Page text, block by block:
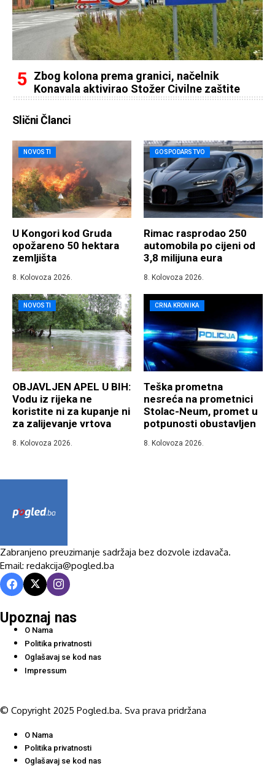
Zbog kolona prema granici, načelnik
Konavala aktivirao Stožer Civilne zaštite
Slični Članci
NOVOSTI
U Kongori kod Gruda
opožareno 50 hektara
zemljišta
8. Kolovoza 2026.
GOSPODARSTVO
Rimac rasprodao 250
automobila po cijeni od
3,8 milijuna eura
8. Kolovoza 2026.
NOVOSTI
OBJAVLJEN APEL U BIH:
Vodu iz rijeka ne
koristite ni za kupanje ni
za zalijevanje vrtova
8. Kolovoza 2026.
CRNA KRONIKA
Teška prometna
nesreća na prometnici
Stolac-Neum, promet u
potpunosti obustavljen
8. Kolovoza 2026.
Zabranjeno preuzimanje sadržaja bez dozvole izdavača.
Email: redakcija@pogled.ba
Upoznaj nas
O Nama
Politika privatnosti
Oglašavaj se kod nas
Impressum
© Copyright 2025 Pogled.ba. Sva prava pridržana
O Nama
Politika privatnosti
Oglašavaj se kod nas